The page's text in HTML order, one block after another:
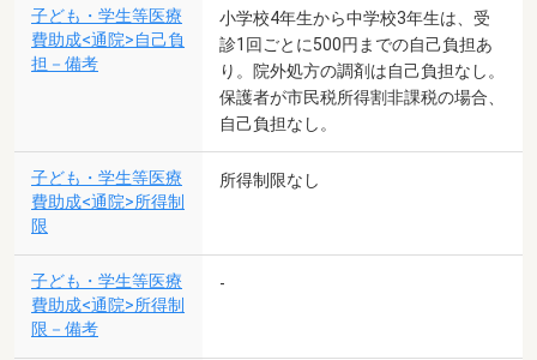
子ども・学生等医療
費助成<通院>自己負
担－備考
小学校4年生から中学校3年生は、受
診1回ごとに500円までの自己負担あ
り。院外処方の調剤は自己負担なし。
保護者が市民税所得割非課税の場合、
自己負担なし。
子ども・学生等医療
費助成<通院>所得制
限
所得制限なし
子ども・学生等医療
費助成<通院>所得制
限－備考
-